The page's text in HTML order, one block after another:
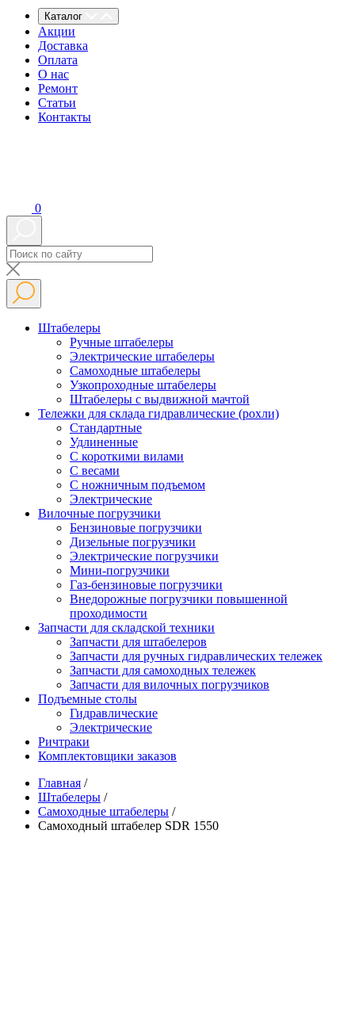
Каталог
Акции
Доставка
Оплата
О нас
Ремонт
Статьи
Контакты
0
Штабелеры
Ручные штабелеры
Электрические штабелеры
Самоходные штабелеры
Узкопроходные штабелеры
Штабелеры с выдвижной мачтой
Тележки для склада гидравлические (рохли)
Стандартные
Удлиненные
С короткими вилами
С весами
С ножничным подъемом
Электрические
Вилочные погрузчики
Бензиновые погрузчики
Дизельные погрузчики
Электрические погрузчики
Мини-погрузчики
Газ-бензиновые погрузчики
Внедорожные погрузчики повышенной
проходимости
Запчасти для складской техники
Запчасти для штабелеров
Запчасти для ручных гидравлических тележек
Запчасти для самоходных тележек
Запчасти для вилочных погрузчиков
Подъемные столы
Гидравлические
Электрические
Ричтраки
Комплектовщики заказов
Главная /
Штабелеры /
Самоходные штабелеры /
Самоходный штабелер SDR 1550